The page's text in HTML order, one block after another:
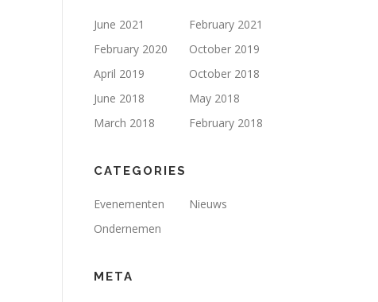
June 2021
February 2021
February 2020
October 2019
April 2019
October 2018
June 2018
May 2018
March 2018
February 2018
CATEGORIES
Evenementen
Nieuws
Ondernemen
META